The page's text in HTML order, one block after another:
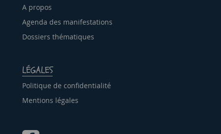
A propos
Agenda des manifestations
Dossiers thématiques
LÉGALES
Politique de confidentialité
Mentions légales